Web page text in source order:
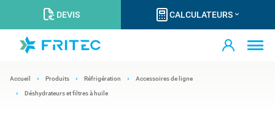
DEVIS CALCULATEURS
Accueil Produits Réfrigération Accessoires de ligne
Déshydrateurs et filtres à huile